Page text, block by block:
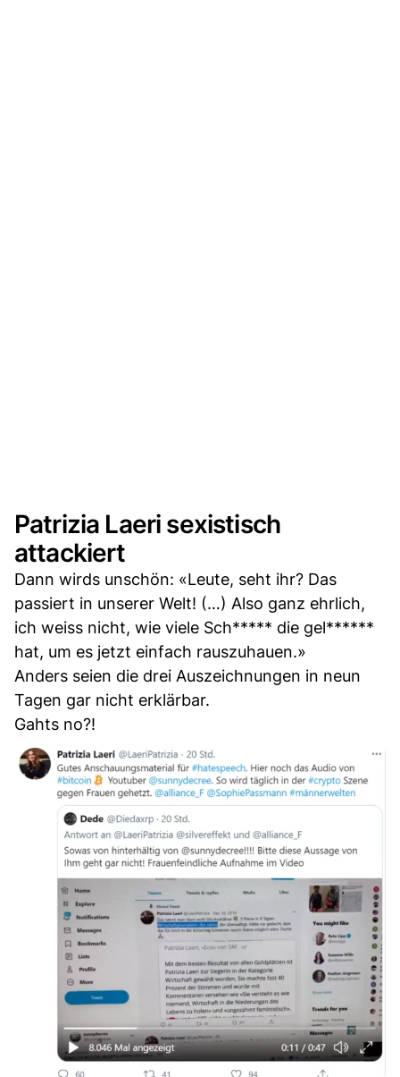
Patrizia Laeri sexistisch
attackiert
Dann wirds unschön: «Leute, seht ihr? Das
passiert in unserer Welt! (…) Also ganz ehrlich,
ich weiss nicht, wie viele Sch***** die gel******
hat, um es jetzt einfach rauszuhauen.»
Anders seien die drei Auszeichnungen in neun
Tagen gar nicht erklärbar.
Gahts no?!